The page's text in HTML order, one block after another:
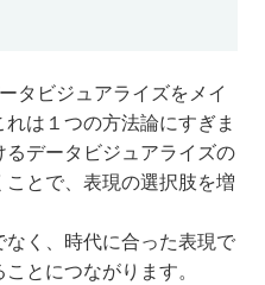
タビジュアライズをメイ
は１つの方法論にすぎま
データビジュアライズの
とで、表現の選択肢を増
く、時代に合った表現で
とにつながります。